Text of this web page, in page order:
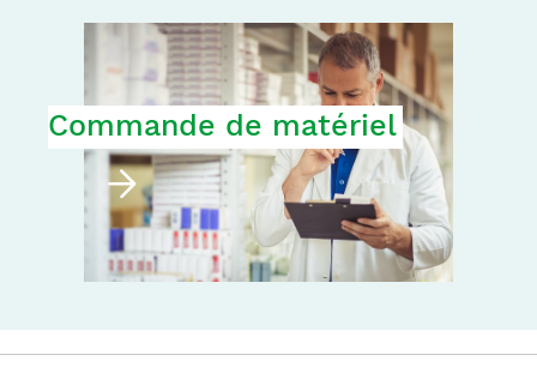
Commande de matériel